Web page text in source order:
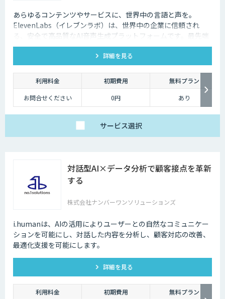
あらゆるコンテンツやサービスに、世界中の言語と声を。
ElevenLabs（イレブンラボ）は、世界中の企業に信頼され
る、安全で高品質なAI音声生成プラットフォームです。最先端
の技術で自然な音声を生成し、多言語対応やボイスクローニン
グ機能も、悪用を防ぐ倫理的ガードレールの中で提供します。
詳細を見る
利用料金 初期費用
無料プラン
お問合せください
0円 あり
サービス選択
対話型AI×データ分析で顧客接点を革新
する
株式会社ナンバーワンソリューションズ
i.humanは、AIの活用によりユーザーとの自然なコミュニケー
ションを可能にし、対話した内容を分析し、顧客対応の改善、
最適化支援を可能にします。
詳細を見る
利用料金 初期費用
無料プラン